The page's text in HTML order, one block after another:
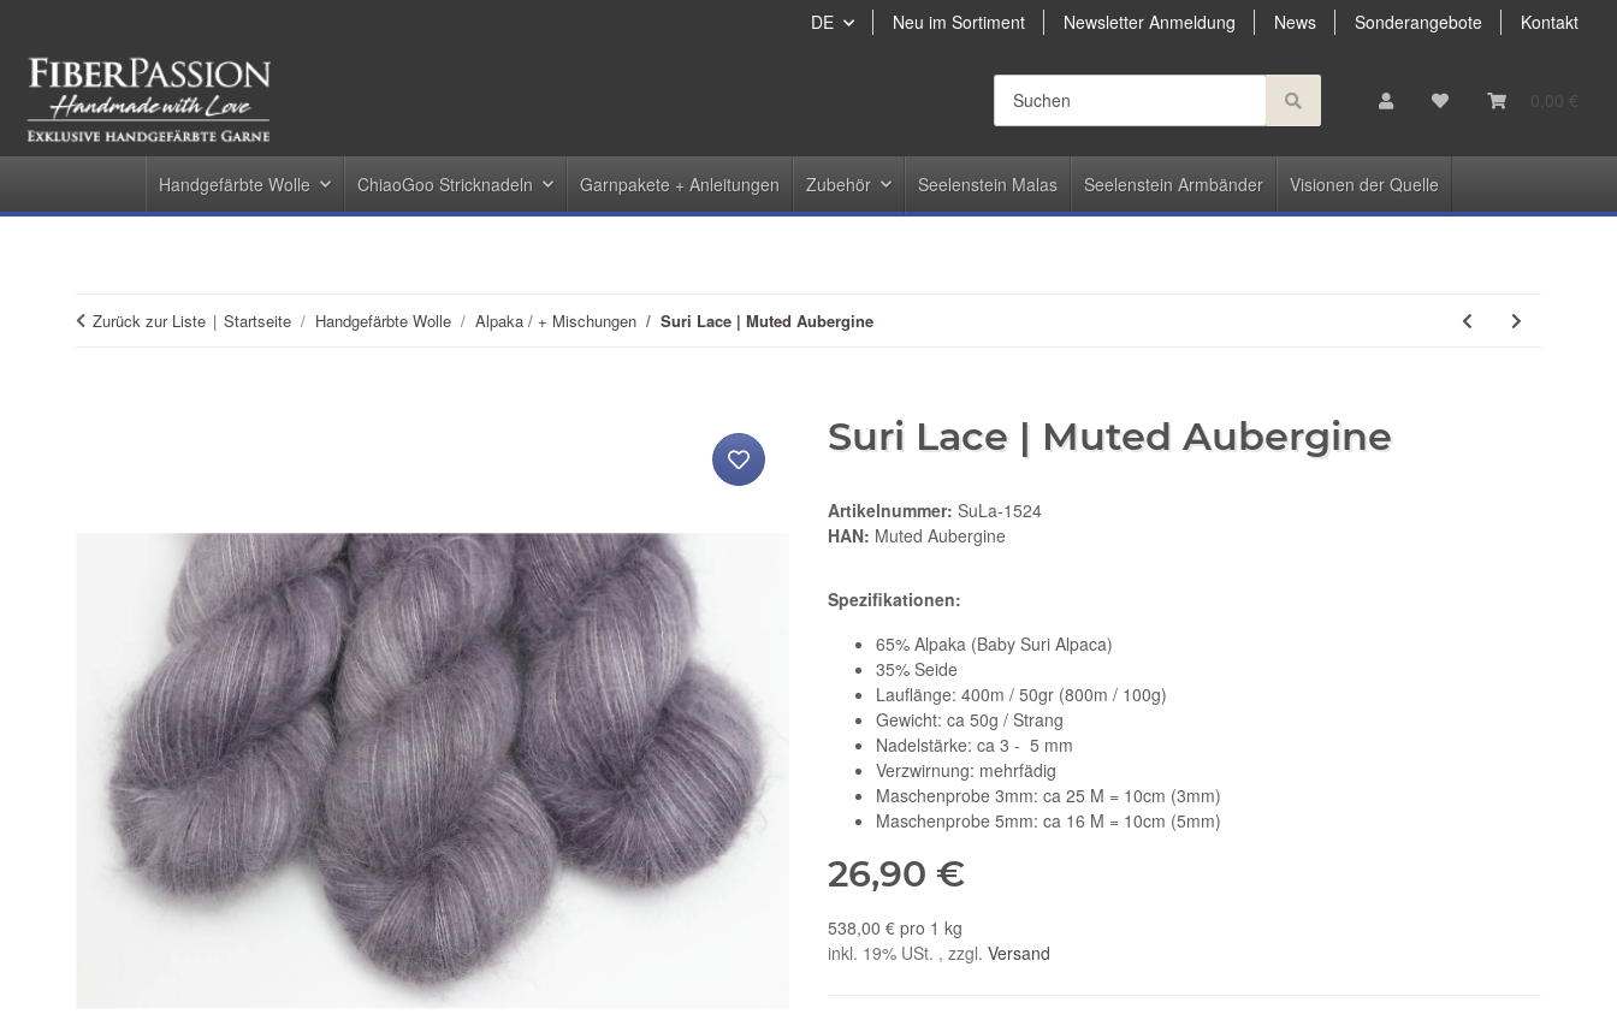
DE Neu im Sortiment Newsletter Anmeldung News Sonderangebote Kontakt
0,00 €
Handgefärbte Wolle ChiaoGoo Stricknadeln Garnpakete + Anleitungen Zubehör Seelenstein Malas Seelenstein Armbänder Visionen der Quelle
Zurück zur Liste Startseite Handgefärbte Wolle Alpaka / + Mischungen Suri Lace | Muted Aubergine
Suri Lace | Muted Aubergine
Artikelnummer: SuLa-1524
HAN: Muted Aubergine
Spezifikationen:
65% Alpaka (Baby Suri Alpaca)
35% Seide
Lauflänge: 400m / 50gr (800m / 100g)
Gewicht: ca 50g / Strang
Nadelstärke: ca 3 - 5 mm
Verzwirnung: mehrfädig
Maschenprobe 3mm: ca 25 M = 10cm (3mm)
Maschenprobe 5mm: ca 16 M = 10cm (5mm)
26,90 €
538,00 € pro 1 kg
inkl. 19% USt. , zzgl. Versand